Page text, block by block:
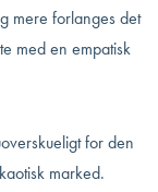
mere forlanges det
med en empatisk
for den
marked.